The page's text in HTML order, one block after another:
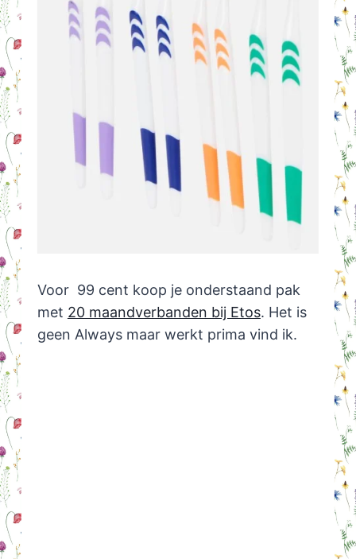
Voor 99 cent koop je onderstaand pak
met 20 maandverbanden bij Etos. Het is
geen Always maar werkt prima vind ik.